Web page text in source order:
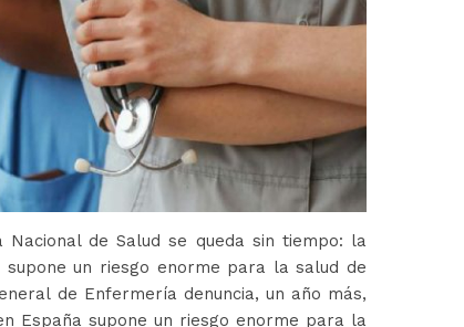
Nacional de Salud se queda sin tiempo: la
un riesgo enorme para la salud de
de Enfermería denuncia, un año más,
España supone un riesgo enorme para la